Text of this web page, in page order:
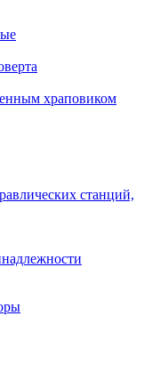
храповиком
станций,